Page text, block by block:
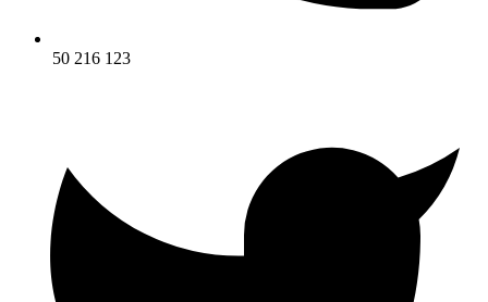
50 216 123